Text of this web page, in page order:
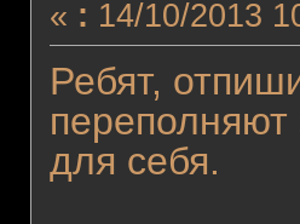
« : 14/10/2013
Ребят,
для себя.